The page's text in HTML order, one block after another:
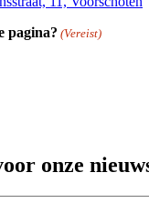
pagina? (Vereist)
onze